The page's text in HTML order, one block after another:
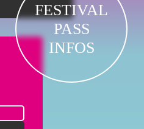
FESTIVAL
PASS
INFOS